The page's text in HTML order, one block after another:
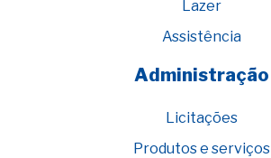
Lazer
Assistência
Administração
Licitações
Produtos e serviços